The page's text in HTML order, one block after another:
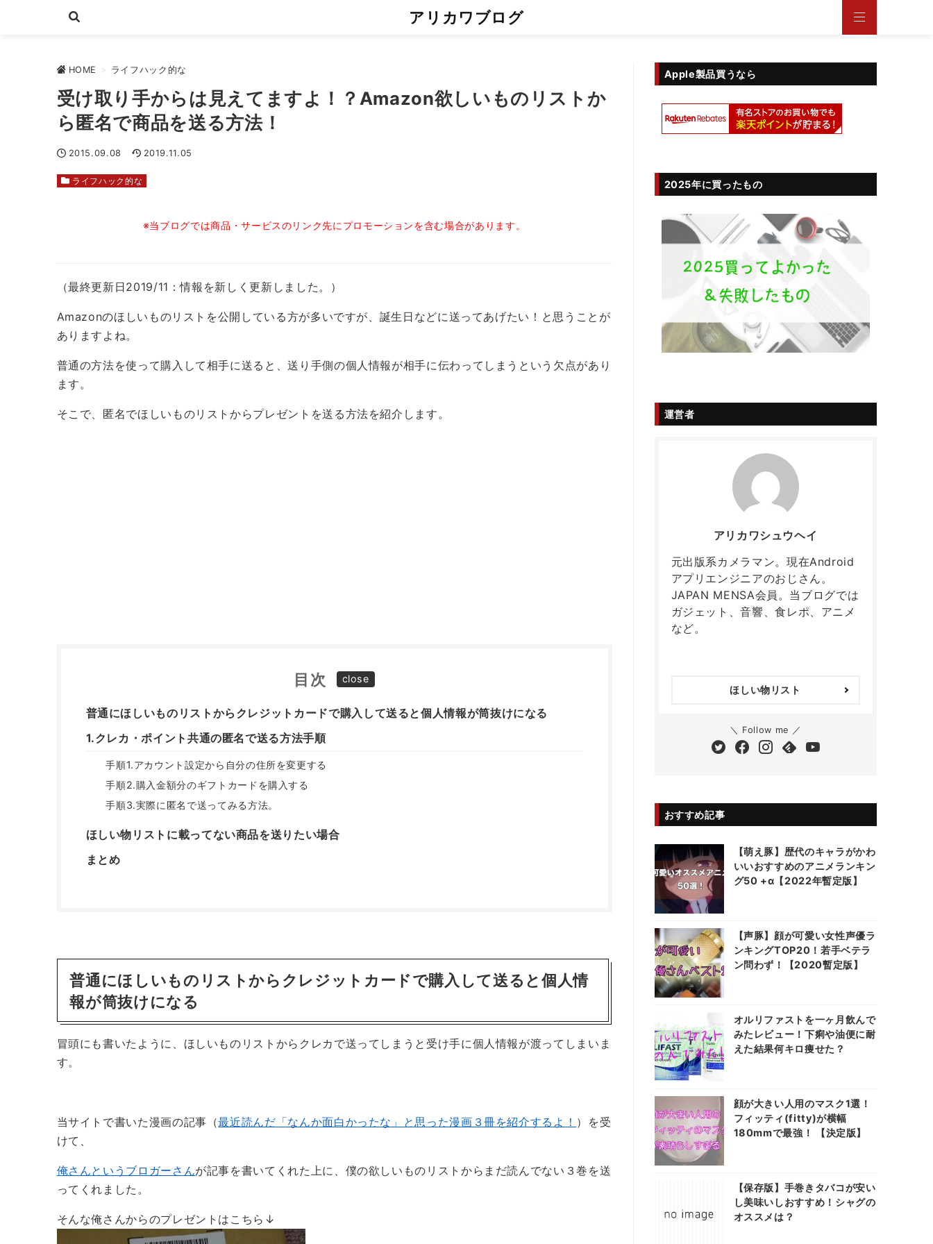
アリカワブログ
HOME > ライフハック的な
受け取り手からは見えてますよ！？Amazon欲しいものリストか
ら匿名で商品を送る方法！
2015.09.08 2019.11.05
ライフハック的な
※当ブログでは商品・サービスのリンク先にプロモーションを含む場合があります。
（最終更新日2019/11：情報を新しく更新しました。）
Amazonのほしいものリストを公開している方が多いですが、誕生日などに送ってあげたい！と思うことが
ありますよね。
普通の方法を使って購入して相手に送ると、送り手側の個人情報が相手に伝わってしまうという欠点があり
ます。
そこで、匿名でほしいものリストからプレゼントを送る方法を紹介します。
目次
普通にほしいものリストからクレジットカードで購入して送ると個人情報が筒抜けになる
1.クレカ・ポイント共通の匿名で送る方法手順
手順1.アカウント設定から自分の住所を変更する
手順2.購入金額分のギフトカードを購入する
手順3.実際に匿名で送ってみる方法。
ほしい物リストに載ってない商品を送りたい場合
まとめ
普通にほしいものリストからクレジットカードで購入して送ると個人情
報が筒抜けになる
冒頭にも書いたように、ほしいものリストからクレカで送ってしまうと受け手に個人情報が渡ってしまいま
す。
当サイトで書いた漫画の記事（最近読んだ「なんか面白かったな」と思った漫画３冊を紹介するよ！ ）を受
けて、
俺さんというブロガーさんが記事を書いてくれた上に、僕の欲しいものリストからまだ読んでない３巻を送
ってくれました。
そんな俺さんからのプレゼントはこちら↓
Apple製品買うなら
2025年に買ったもの
運営者
アリカワシュウヘイ
元出版系カメラマン。現在Android
アプリエンジニアのおじさん。
JAPAN MENSA会員。当ブログでは
ガジェット、音響、食レポ、アニメ
など。
ほしい物リスト
＼ Follow me ／
おすすめ記事
【萌え豚】歴代のキャラがかわ
いいおすすめのアニメランキン
グ50 +α【2022年暫定版】
【声豚】顔が可愛い女性声優ラ
ンキングTOP20！若手ベテラ
ン問わず！【2020暫定版】
オルリファストを一ヶ月飲んで
みたレビュー！下痢や油便に耐
えた結果何キロ痩せた？
顔が大きい人用のマスク1選！
フィッティ(fitty)が横幅
180mmで最強！ 【決定版】
【保存版】手巻きタバコが安い
し美味いしおすすめ！シャグの
オススメは？